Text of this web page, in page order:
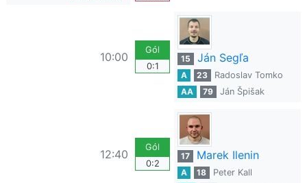
10:00
Gól
0:1
15 Ján Segľa
A 23
Radoslav Tomko
AA
79 Ján Špišak
12:40
Gól
0:2
17 Marek Ilenin
A 18
Peter Kall